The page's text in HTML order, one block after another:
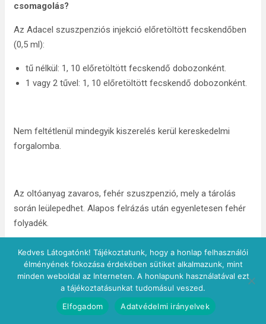
csomagolás?
Az Adacel szuszpenziós injekció előretöltött fecskendőben
(0,5 ml):
tű nélkül: 1, 10 előretöltött fecskendő dobozonként.
1 vagy 2 tűvel: 1, 10 előretöltött fecskendő dobozonként.
Nem feltétlenül mindegyik kiszerelés kerül kereskedelmi
forgalomba.
Az oltóanyag zavaros, fehér szuszpenzió, mely a tárolás
során leülepedhet. Alapos felrázás után egyenletesen fehér
folyadék.
A forgalomba hozatali engedély jogosultja
Sanofi Pasteur
Kedves Látogatónk! Tájékoztatunk, hogy a honlap felhasználói
élményének fokozása érdekében sütiket alkalmazunk, mint
minden weboldal az Interneten. A honlapunk használatával ezt
a tájékoztatásunkat tudomásul veszed.
Elfogadom
Adatvédelmi irányelvek